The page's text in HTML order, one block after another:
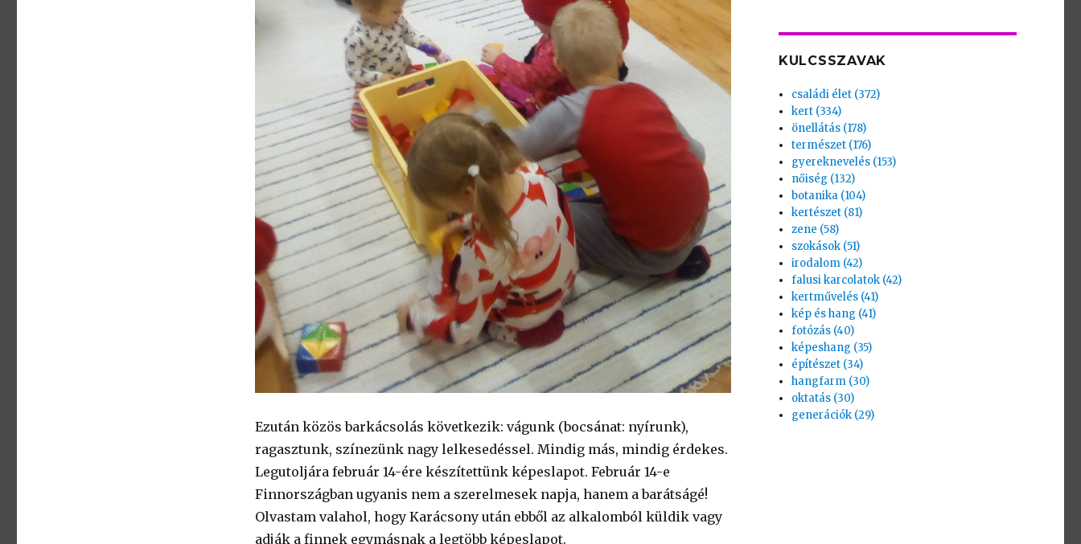
Ezután közös barkácsolás következik: vágunk (bocsánat: nyírunk),
ragasztunk, színezünk nagy lelkesedéssel. Mindig más, mindig érdekes.
Legutoljára február 14-ére készítettünk képeslapot. Február 14-e
Finnországban ugyanis nem a szerelmesek napja, hanem a barátságé!
Olvastam valahol, hogy Karácsony után ebből az alkalomból küldik vagy
adják a finnek egymásnak a legtöbb képeslapot.
KULCSSZAVAK
családi élet (372)
kert (334)
önellátás (178)
természet (176)
gyereknevelés (153)
nőiség (132)
botanika (104)
kertészet (81)
zene (58)
szokások (51)
irodalom (42)
falusi karcolatok (42)
kertművelés (41)
kép és hang (41)
fotózás (40)
képeshang (35)
építészet (34)
hangfarm (30)
oktatás (30)
generációk (29)